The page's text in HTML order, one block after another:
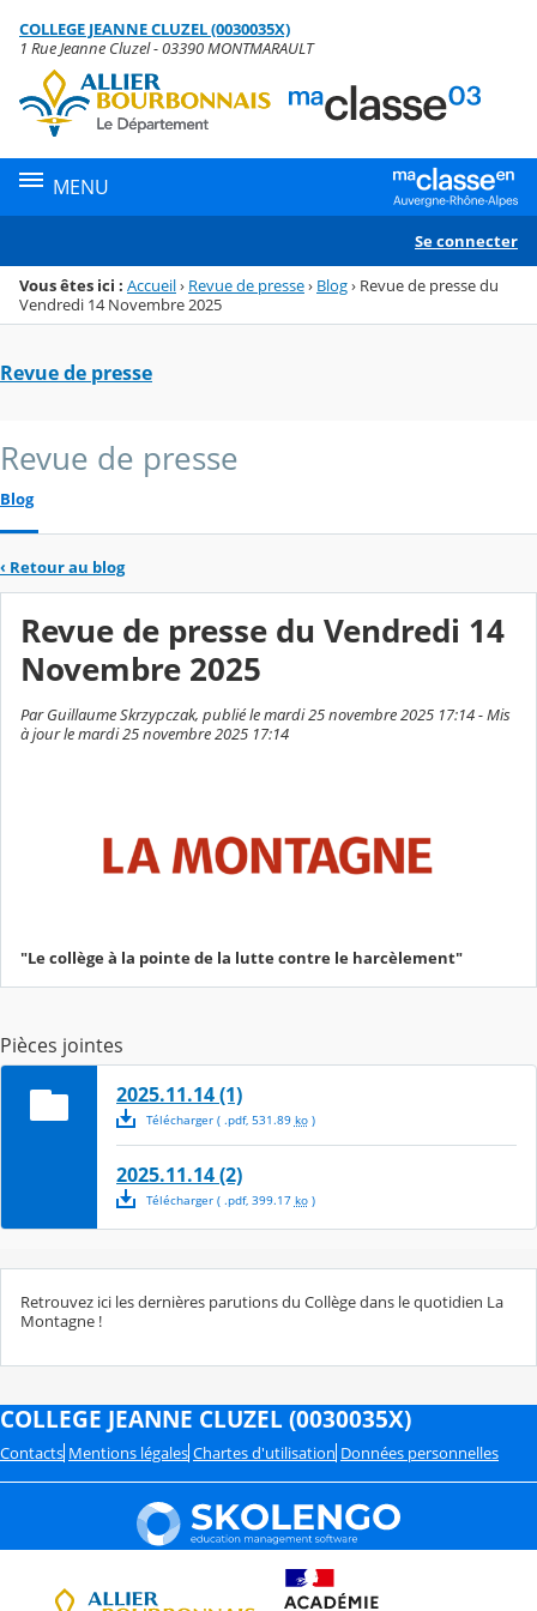
Menu de la rubrique
Contenu
COLLEGE JEANNE CLUZEL (0030035X)
1 Rue Jeanne Cluzel - 03390 MONTMARAULT
MENU
Se connecter
Vous êtes ici : Accueil› Revue de presse› Blog› Revue de presse du
Vendredi 14 Novembre 2025
Revue de presse
Revue de presse
Blog
‹ Retour au blog
Revue de presse du Vendredi 14
Novembre 2025
Par Guillaume Skrzypczak, publié le mardi 25 novembre 2025 17:14 - Mis
à jour le mardi 25 novembre 2025 17:14
"Le collège à la pointe de la lutte contre le harcèlement"
Pièces jointes
2025.11.14 (1)
Télécharger( .pdf, 531.89 ko)
2025.11.14 (2)
Télécharger( .pdf, 399.17 ko)
Retrouvez ici les dernières parutions du Collège dans le quotidien La
Montagne !
COLLEGE JEANNE CLUZEL (0030035X)
Contacts Mentions légales Chartes d'utilisation Données personnelles